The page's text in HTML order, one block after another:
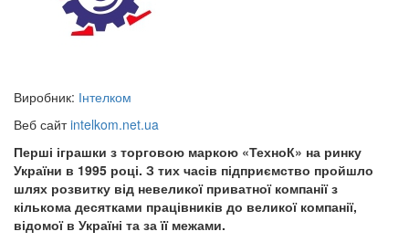
Виробник: Інтелком
Веб сайтintelkom.net.ua
Перші іграшки з торговою маркою «ТехноК» на ринку
України в 1995 році. З тих часів підприємство пройшло
шлях розвитку від невеликої приватної компанії з
кількома десятками працівників до великої компанії,
відомої в Україні та за її межами.